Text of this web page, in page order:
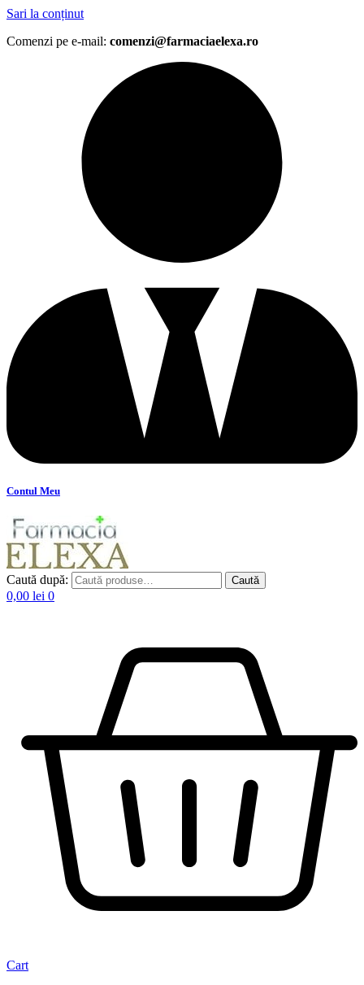
Sari la conținut
Comenzi pe e-mail: comenzi@farmaciaelexa.ro
Contul Meu
Caută după: Caută
0,00 lei 0
Cart